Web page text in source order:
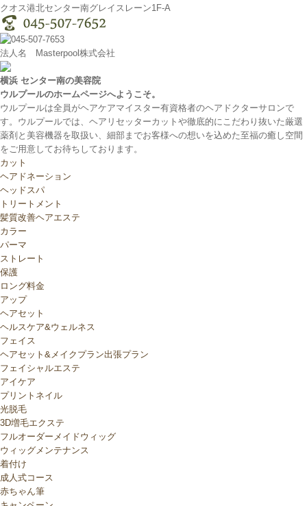
クオス港北センター南グレイスレーン1F‐A
法人名 Masterpool株式会社
横浜 センター南の美容院
ウルプールのホームページへようこそ。
ウルプールは全員がヘアケアマイスター有資格者のヘアドクターサロンで
す。ウルプールでは、ヘアリセッターカットや徹底的にこだわり抜いた厳選
薬剤と美容機器を取扱い、細部までお客様への想いを込めた至福の癒し空間
をご用意してお待ちしております。
カット
ヘアドネーション
ヘッドスパ
トリートメント
髪質改善ヘアエステ
カラー
パーマ
ストレート
保護
ロング料金
アップ
ヘアセット
ヘルスケア&ウェルネス
フェイス
ヘアセット&メイクプラン出張プラン
フェイシャルエステ
アイケア
プリントネイル
光脱毛
3D増毛エクステ
フルオーダーメイドウィッグ
ウィッグメンテナンス
着付け
成人式コース
赤ちゃん筆